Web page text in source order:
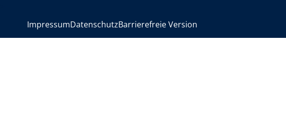
ImpressumDatenschutzBarrierefreie Version